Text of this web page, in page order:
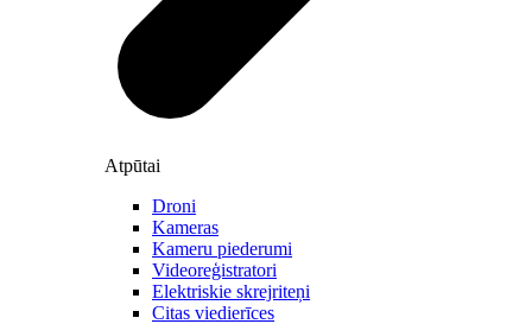
Atpūtai
Droni
Kameras
Kameru piederumi
Videoreģistratori
Elektriskie skrejriteņi
Citas viedierīces